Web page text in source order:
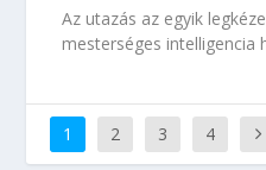
Az utazás az egyik
mesterséges intelligencia
1 2 3 4